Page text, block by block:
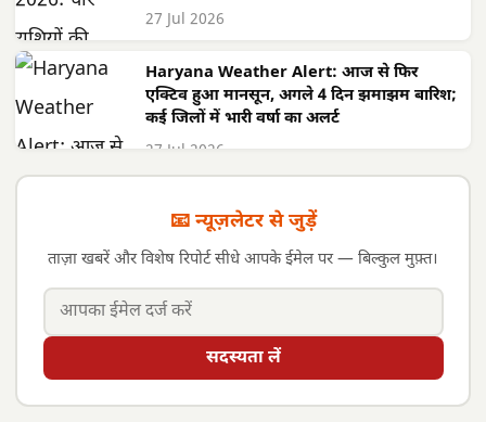
27 Jul 2026
Haryana Weather Alert: आज से फिर
एक्टिव हुआ मानसून, अगले 4 दिन झमाझम बारिश;
कई जिलों में भारी वर्षा का अलर्ट
27 Jul 2026
📧 न्यूज़लेटर से जुड़ें
ताज़ा खबरें और विशेष रिपोर्ट सीधे आपके ईमेल पर — बिल्कुल मुफ़्त।
सदस्यता लें